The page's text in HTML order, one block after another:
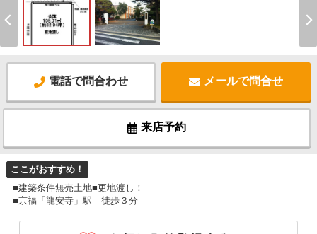
電話で問合わせ メールで問合せ
来店予約
ここがおすすめ！
■建築条件無売土地■更地渡し！
■京福「龍安寺」駅 徒歩３分